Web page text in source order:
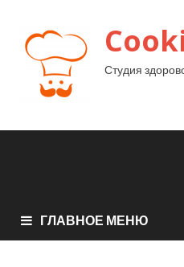
Студия
ГЛАВНОЕ МЕНЮ